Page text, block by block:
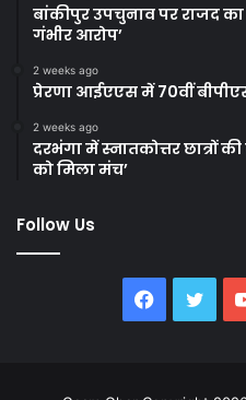
बांकीपुर उपचुनाव पर राजद
गंभीर आरोप’
2 weeks ago
प्रेरणा आईएएस में 70वीं
2 weeks ago
दरभंगा में स्नातकोत्तर छात्रों
को मिला मंच’
Follow Us
Facebook